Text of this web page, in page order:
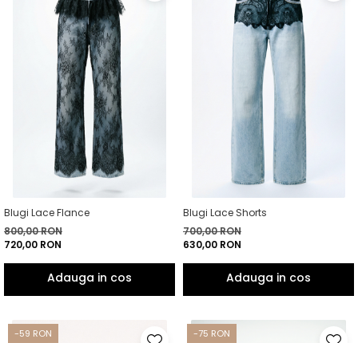
Blugi Lace Flance
800,00 RON
720,00 RON
Blugi Lace Shorts
700,00 RON
630,00 RON
-59 RON
-75 RON